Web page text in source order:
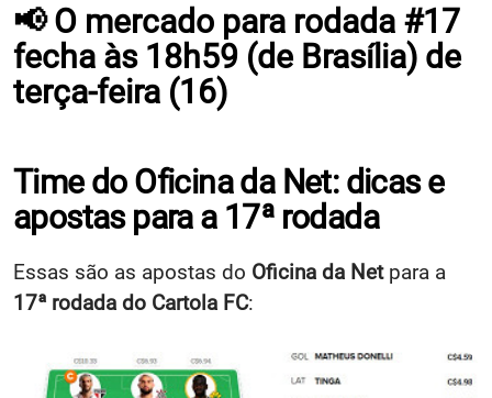
📢 O mercado para rodada #17
fecha às 18h59 (de Brasília) de
terça-feira (16)
Time do Oficina da Net: dicas e
apostas para a 17ª rodada
Essas são as apostas do Oficina da Netpara a
17ª rodada do Cartola FC: